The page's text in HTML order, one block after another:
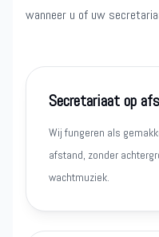
wanneer u of uw
Secretariaat op
Wij fungeren als
afstand, zonder
wachtmuziek.